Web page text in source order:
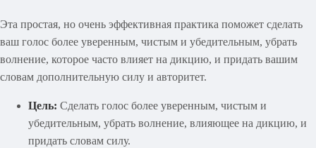
Эта простая, но очень эффективная практика поможет сделать
ваш голос более уверенным, чистым и убедительным, убрать
волнение, которое часто влияет на дикцию, и придать вашим
словам дополнительную силу и авторитет.
Цель: Сделать голос более уверенным, чистым и
убедительным, убрать волнение, влияющее на дикцию, и
придать словам силу.